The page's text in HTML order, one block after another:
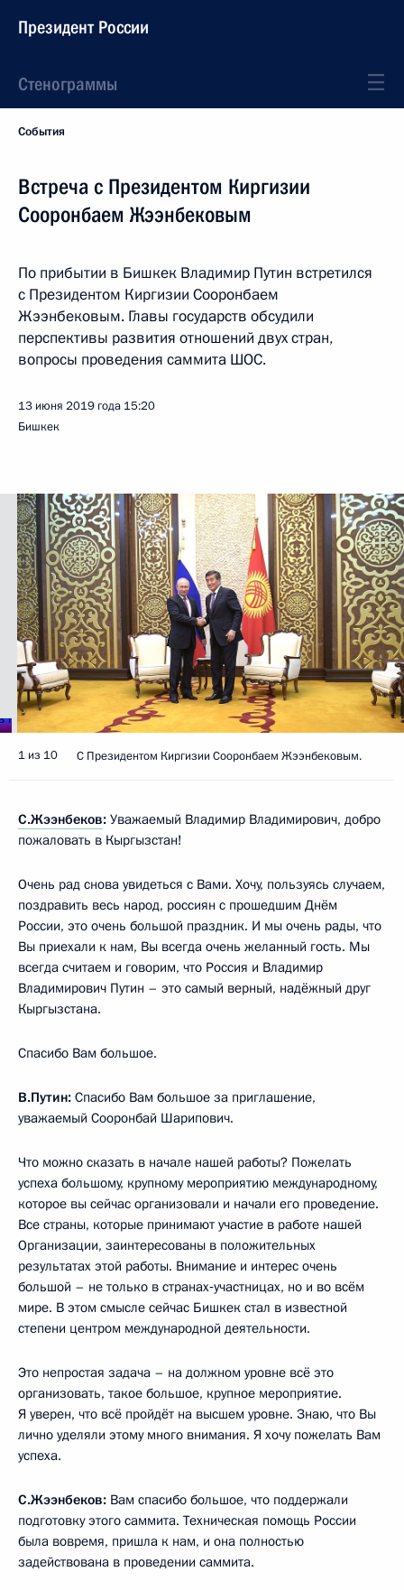
Президент России
Стенограммы
События
Встреча с Президентом Киргизии
Сооронбаем Жээнбековым
По прибытии в Бишкек Владимир Путин встретился
с Президентом Киргизии Сооронбаем
Жээнбековым. Главы государств обсудили
перспективы развития отношений двух стран,
вопросы проведения саммита ШОС.
13 июня 2019 года 15:20
Бишкек
1 из 10 С Президентом Киргизии Сооронбаем Жээнбековым.
С.Жээнбеков: Уважаемый Владимир Владимирович, добро
пожаловать в Кыргызстан!
Очень рад снова увидеться с Вами. Хочу, пользуясь случаем,
поздравить весь народ, россиян с прошедшим Днём
России, это очень большой праздник. И мы очень рады, что
Вы приехали к нам, Вы всегда очень желанный гость. Мы
всегда считаем и говорим, что Россия и Владимир
Владимирович Путин – это самый верный, надёжный друг
Кыргызстана.
Спасибо Вам большое.
В.Путин: Спасибо Вам большое за приглашение,
уважаемый Сооронбай Шарипович.
Что можно сказать в начале нашей работы? Пожелать
успеха большому, крупному мероприятию международному,
которое вы сейчас организовали и начали его проведение.
Все страны, которые принимают участие в работе нашей
Организации, заинтересованы в положительных
результатах этой работы. Внимание и интерес очень
большой – не только в странах‑участницах, но и во всём
мире. В этом смысле сейчас Бишкек стал в известной
степени центром международной деятельности.
Это непростая задача – на должном уровне всё это
организовать, такое большое, крупное мероприятие.
Я уверен, что всё пройдёт на высшем уровне. Знаю, что Вы
лично уделяли этому много внимания. Я хочу пожелать Вам
успеха.
С.Жээнбеков: Вам спасибо большое, что поддержали
подготовку этого саммита. Техническая помощь России
была вовремя, пришла к нам, и она полностью
задействована в проведении саммита.